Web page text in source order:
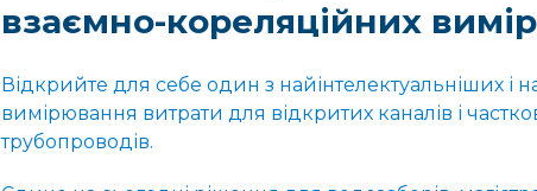
взаємно-кореляційних
Відкрийте для себе один з найінтелектуальніших і
вимірювання витрати для відкритих каналів і
трубопроводів.